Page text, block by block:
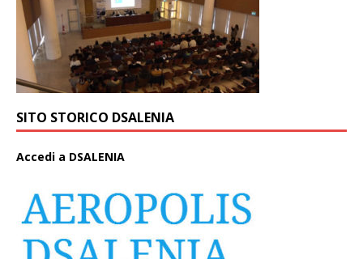
SITO STORICO DSALENIA
Accedi a DSALENIA